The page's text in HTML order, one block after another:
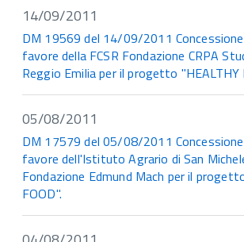
14/09/2011
DM 19569 del 14/09/2011
favore della FCSR Fondazione CRPA
Reggio Emilia per il progetto "HEALTHY
05/08/2011
DM 17579 del 05/08/2011
favore dell'Istituto Agrario di San
Fondazione Edmund Mach per il
FOOD".